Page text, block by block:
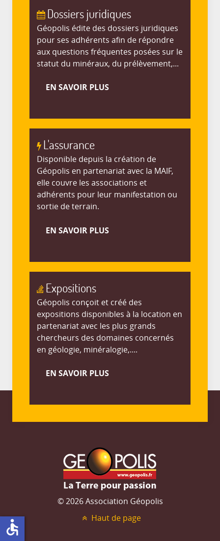
Dossiers juridiques
Géopolis édite des dossiers juridiques
pour ses adhérents afin de répondre
aux questions fréquentes posées sur le
statut du minéraux, du prélèvement,...
EN SAVOIR PLUS
L'assurance
Disponible depuis la création de
Géopolis en partenariat avec la MAIF,
elle couvre les associations et
adhérents pour leur manifestation ou
sortie de terrain.
EN SAVOIR PLUS
Expositions
Géopolis conçoit et créé des
expositions disponibles à la location en
partenariat avec les plus grands
chercheurs des domaines concernés
en géologie, minéralogie,....
EN SAVOIR PLUS
© 2026 Association Géopolis
Haut de page
accessible